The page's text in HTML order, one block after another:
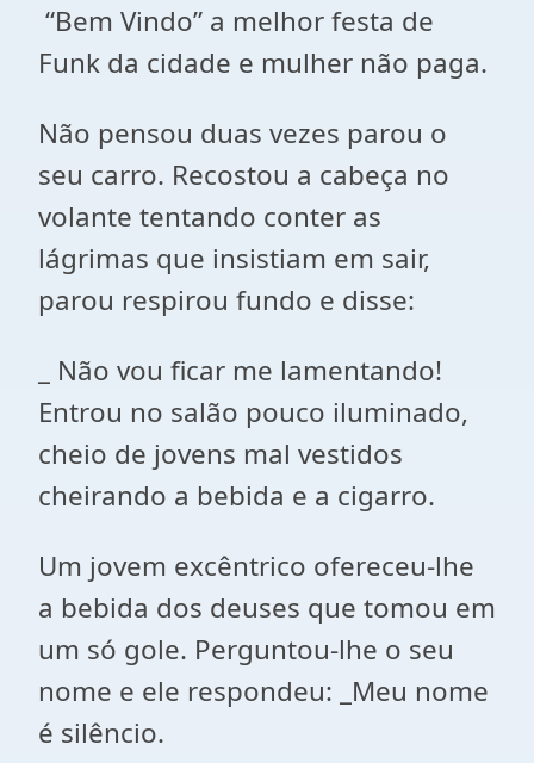
“Bem Vindo” a melhor festa de
Funk da cidade e mulher não paga.
Não pensou duas vezes parou o
seu carro. Recostou a cabeça no
volante tentando conter as
lágrimas que insistiam em sair,
parou respirou fundo e disse:
_ Não vou ficar me lamentando!
Entrou no salão pouco iluminado,
cheio de jovens mal vestidos
cheirando a bebida e a cigarro.
Um jovem excêntrico ofereceu-lhe
a bebida dos deuses que tomou em
um só gole. Perguntou-lhe o seu
nome e ele respondeu: _Meu nome
é silêncio.